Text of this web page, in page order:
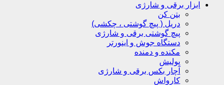
ابزار برقی و شارژی
بتن کن
دریل ( پیچ گوشتی ، چکشی)
پیچ گوشتی برقی و شارژی
دستگاه جوش و اینورتر
مکنده و دمنده
پولیش
آچار بکس برقی و شارژی
کارواش